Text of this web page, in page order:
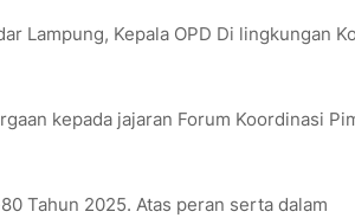
Lampung, Kepala OPD Di lingkungan
kepada jajaran Forum Koordinasi
Tahun 2025. Atas peran serta dalam